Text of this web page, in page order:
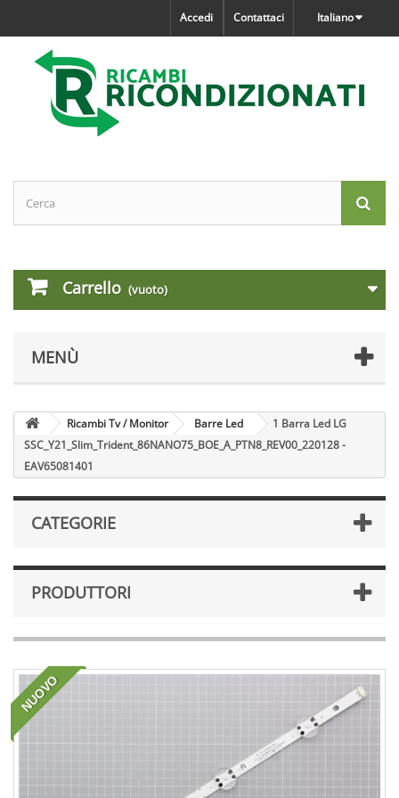
Italiano
Contattaci
Accedi
Carrello (vuoto)
MENÙ
Ricambi Tv / Monitor Barre Led
1 Barra Led LG
SSC_Y21_Slim_Trident_86NANO75_BOE_A_PTN8_REV00_220128 -
EAV65081401
CATEGORIE
PRODUTTORI
NUOVO